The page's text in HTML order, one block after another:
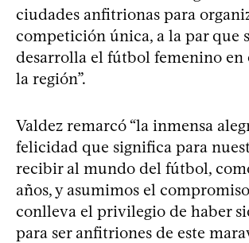
ciudades anfitrionas para
competición única, a la par que
desarrolla el fútbol femenino en
la región”.
Valdez remarcó “la inmensa
felicidad que significa para
recibir al mundo del fútbol,
años, y asumimos el
conlleva el privilegio de haber
para ser anfitriones de este